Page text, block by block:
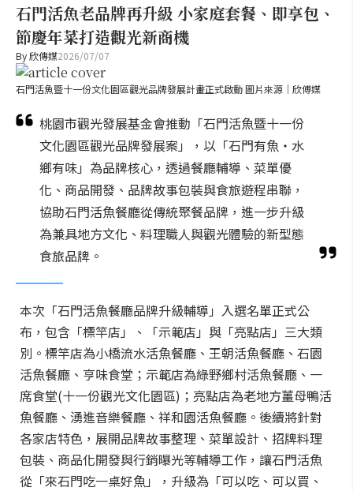
石門活魚老品牌再升級 小家庭套餐、即享包、
節慶年菜打造觀光新商機
By欣傳媒2026/07/07
石門活魚暨十一份文化園區觀光品牌發展計畫正式啟動 圖片來源｜欣傅媒
桃園市觀光發展基金會推動「石門活魚暨十一份
文化園區觀光品牌發展案」，以「石門有魚・水
鄉有味」為品牌核心，透過餐廳輔導、菜單優
化、商品開發、品牌故事包裝與食旅遊程串聯，
協助石門活魚餐廳從傳統聚餐品牌，進一步升級
為兼具地方文化、料理職人與觀光體驗的新型態
食旅品牌。
本次「石門活魚餐廳品牌升級輔導」入選名單正式公
布，包含「標竿店」、「示範店」與「亮點店」三大類
別。標竿店為小橋流水活魚餐廳、王朝活魚餐廳、石園
活魚餐廳、亨味食堂；示範店為綠野鄉村活魚餐廳、一
席食堂(十一份觀光文化園區)；亮點店為老地方薑母鴨活
魚餐廳、湧進音樂餐廳、祥和園活魚餐廳。後續將針對
各家店特色，展開品牌故事整理、菜單設計、招牌料理
包裝、商品化開發與行銷曝光等輔導工作，讓石門活魚
從「來石門吃一桌好魚」，升級為「可以吃、可以買、